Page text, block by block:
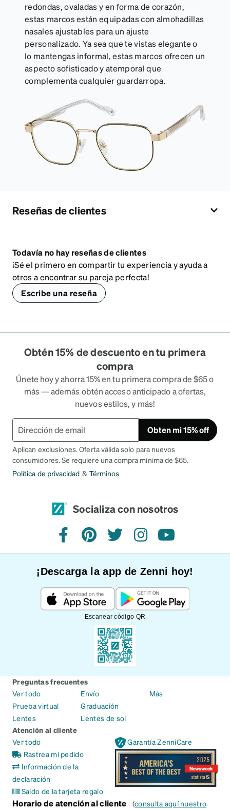
redondas, ovaladas y en forma de corazón,
estas marcos están equipadas con almohadillas
nasales ajustables para un ajuste
personalizado. Ya sea que te vistas elegante o
lo mantengas informal, estas marcos ofrecen un
aspecto sofisticado y atemporal que
complementa cualquier guardarropa.
Reseñas de clientes
Todavía no hay reseñas de clientes
¡Sé el primero en compartir tu experiencia y ayuda a
otros a encontrar su pareja perfecta!
Escribe una reseña
Obtén 15% de descuento en tu primera
compra
Únete hoy y ahorra 15% en tu primera compra de $65 o
más — además obtén acceso anticipado a ofertas,
nuevos estilos, y más!
Obten mi 15% off
Aplican exclusiones. Oferta válida solo para nuevos
consumidores. Se requiere una compra mínima de $65.
Política de privacidad & Términos
Socializa con nosotros
FacebookPinterestTwitterInstagramYouTube
¡Descarga la app de Zenni hoy!
Escanear código QR
Preguntas frecuentes
Ver todo
Prueba virtual
Lentes
Envío
Graduación
Lentes de sol
Más
Atención al cliente
Ver todo
Rastrea mi pedido
Información de la
declaración
Saldo de la tarjeta regalo
Garantía ZenniCare
Horario de atención al cliente (consulta aquí nuestro